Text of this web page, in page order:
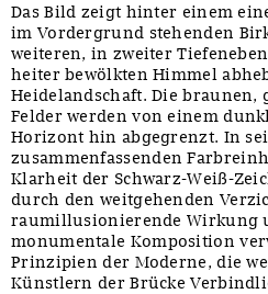
Das Bild zeigt hinter einem
im Vordergrund stehenden
weiteren, in zweiter
heiter bewölkten Himmel
Heidelandschaft. Die
Felder werden von einem
Horizont hin abgegrenzt. In
zusammenfassenden
Klarheit der Schwarz-Weiß-
durch den weitgehenden
raumillusionierende Wirkung
monumentale Komposition
Prinzipien der Moderne, die
Künstlern der Brücke